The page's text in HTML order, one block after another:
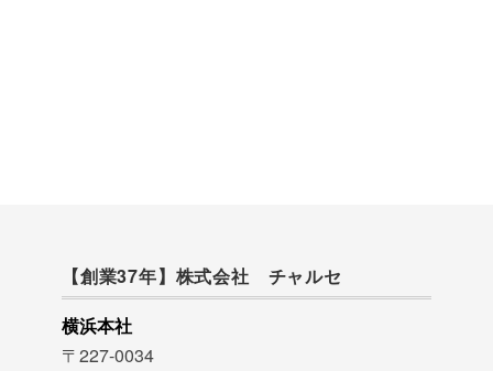
【創業37年】株式会社 チャルセ
横浜本社
〒227-0034